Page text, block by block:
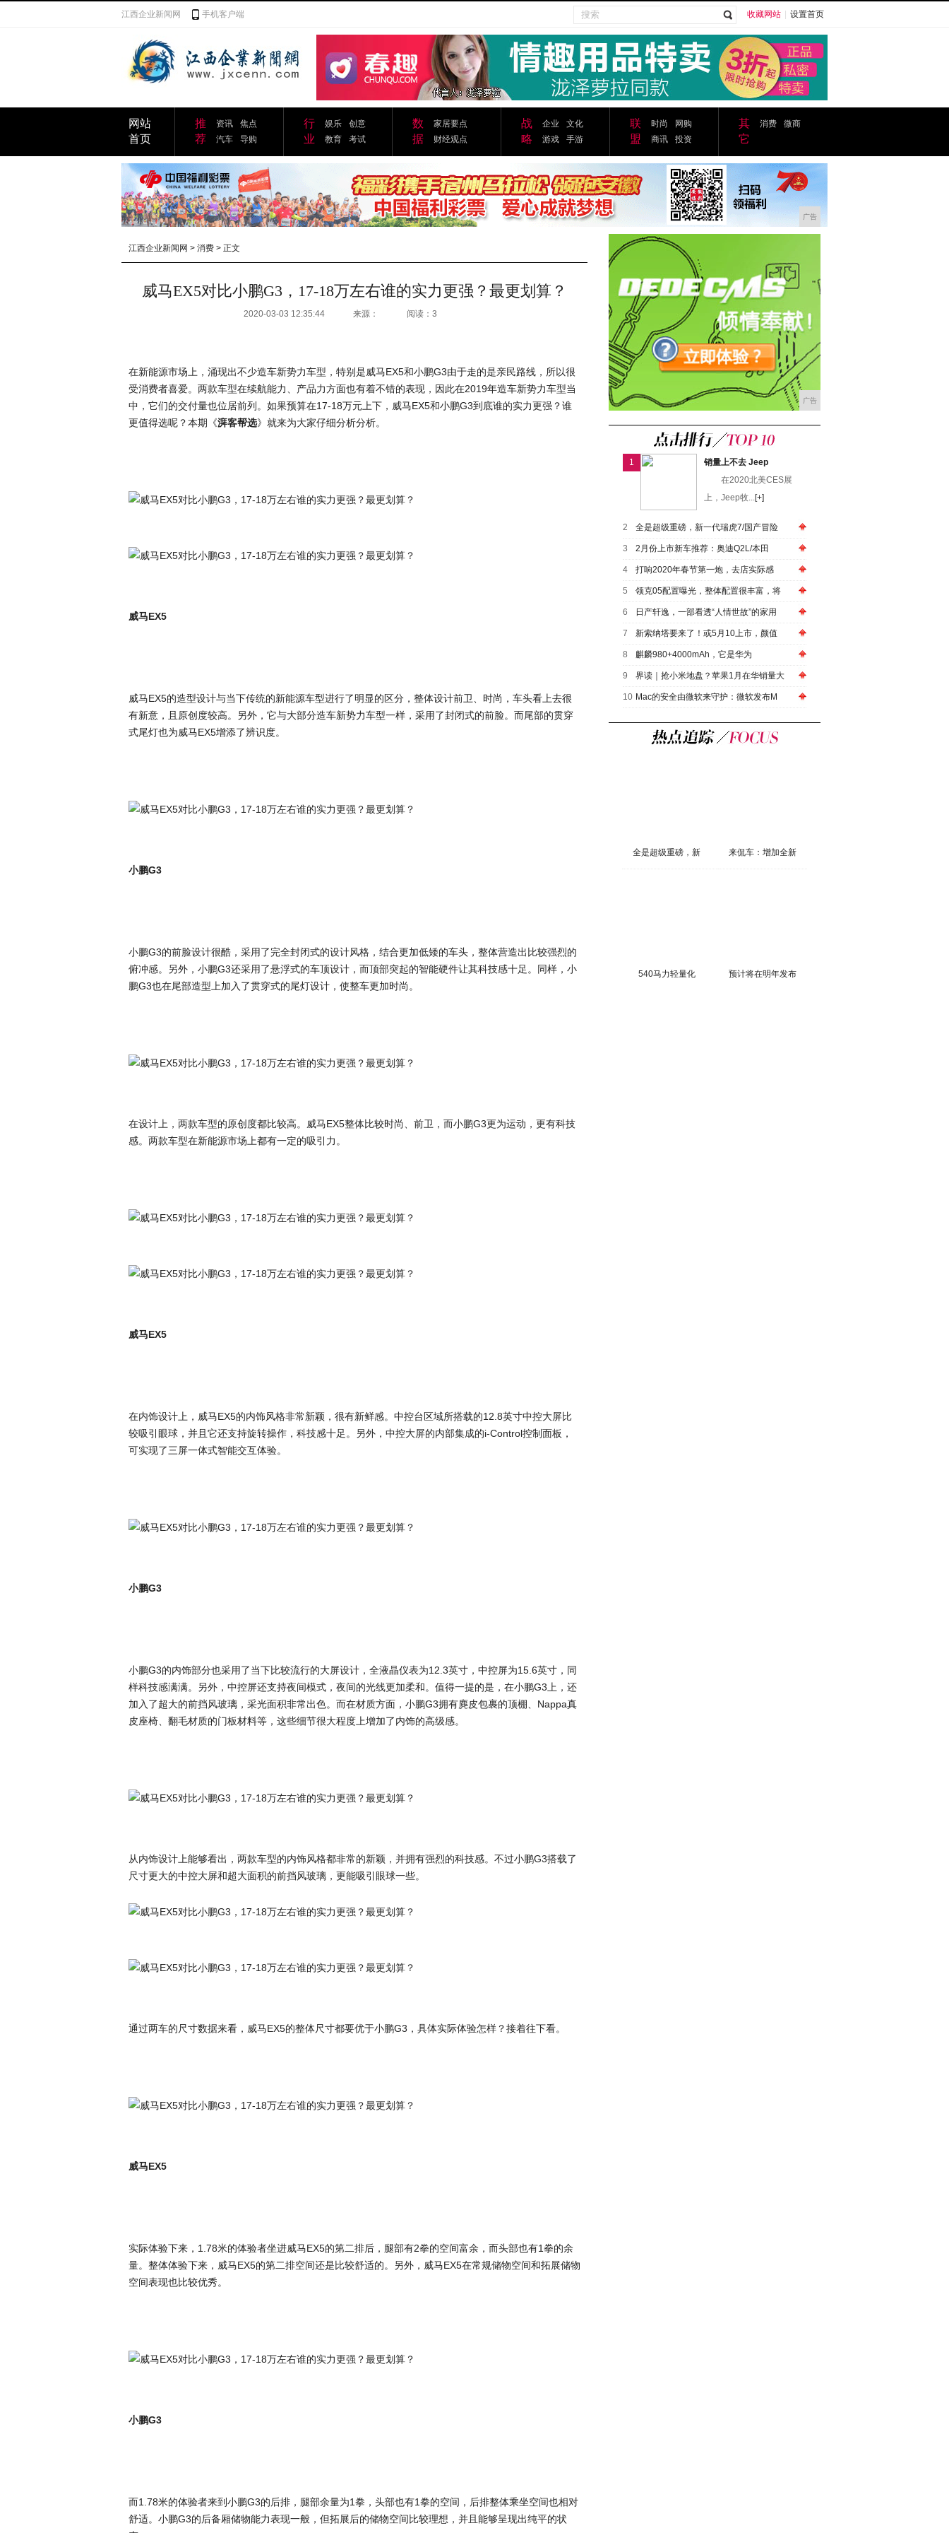
江西企业新闻网 手机客户端 收藏网站 设置首页
网站
首页
推
荐
资讯
焦点
汽车
导购
行
业
娱乐
创意
教育
考试
数
据
家居要点
财经观点
战
略
企业
文化
游戏
手游
联
盟
时尚
网购
商讯
投资
其
它
消费 微商
广告
江西企业新闻网 > 消费 > 正文
威马EX5对比小鹏G3，17-18万左右谁的实力更强？最更划算？
2020-03-03 12:35:44 来源： 阅读：3
在新能源市场上，涌现出不少造车新势力车型，特别是威马EX5和小鹏G3由于走的是亲民路线，所以很
受消费者喜爱。两款车型在续航能力、产品力方面也有着不错的表现，因此在2019年造车新势力车型当
中，它们的交付量也位居前列。如果预算在17-18万元上下，威马EX5和小鹏G3到底谁的实力更强？谁
更值得选呢？本期《湃客帮选》就来为大家仔细分析分析。
威马EX5
威马EX5的造型设计与当下传统的新能源车型进行了明显的区分，整体设计前卫、时尚，车头看上去很
有新意，且原创度较高。另外，它与大部分造车新势力车型一样，采用了封闭式的前脸。而尾部的贯穿
式尾灯也为威马EX5增添了辨识度。
小鹏G3
小鹏G3的前脸设计很酷，采用了完全封闭式的设计风格，结合更加低矮的车头，整体营造出比较强烈的
俯冲感。另外，小鹏G3还采用了悬浮式的车顶设计，而顶部突起的智能硬件让其科技感十足。同样，小
鹏G3也在尾部造型上加入了贯穿式的尾灯设计，使整车更加时尚。
在设计上，两款车型的原创度都比较高。威马EX5整体比较时尚、前卫，而小鹏G3更为运动，更有科技
感。两款车型在新能源市场上都有一定的吸引力。
威马EX5
在内饰设计上，威马EX5的内饰风格非常新颖，很有新鲜感。中控台区域所搭载的12.8英寸中控大屏比
较吸引眼球，并且它还支持旋转操作，科技感十足。另外，中控大屏的内部集成的i-Control控制面板，
可实现了三屏一体式智能交互体验。
小鹏G3
小鹏G3的内饰部分也采用了当下比较流行的大屏设计，全液晶仪表为12.3英寸，中控屏为15.6英寸，同
样科技感满满。另外，中控屏还支持夜间模式，夜间的光线更加柔和。值得一提的是，在小鹏G3上，还
加入了超大的前挡风玻璃，采光面积非常出色。而在材质方面，小鹏G3拥有麂皮包裹的顶棚、Nappa真
皮座椅、翻毛材质的门板材料等，这些细节很大程度上增加了内饰的高级感。
从内饰设计上能够看出，两款车型的内饰风格都非常的新颖，并拥有强烈的科技感。不过小鹏G3搭载了
尺寸更大的中控大屏和超大面积的前挡风玻璃，更能吸引眼球一些。
通过两车的尺寸数据来看，威马EX5的整体尺寸都要优于小鹏G3，具体实际体验怎样？接着往下看。
威马EX5
实际体验下来，1.78米的体验者坐进威马EX5的第二排后，腿部有2拳的空间富余，而头部也有1拳的余
量。整体体验下来，威马EX5的第二排空间还是比较舒适的。另外，威马EX5在常规储物空间和拓展储物
空间表现也比较优秀。
小鹏G3
而1.78米的体验者来到小鹏G3的后排，腿部余量为1拳，头部也有1拳的空间，后排整体乘坐空间也相对
舒适。小鹏G3的后备厢储物能力表现一般，但拓展后的储物空间比较理想，并且能够呈现出纯平的状
广告
1
销量上不去 Jeep
在2020北美CES展
上，Jeep牧...[+]
2 全是超级重磅，新一代瑞虎7/国产冒险
3 2月份上市新车推荐：奥迪Q2L/本田
4 打响2020年春节第一炮，去店实际感
5 领克05配置曝光，整体配置很丰富，将
6 日产轩逸，一部看透“人情世故”的家用
7 新索纳塔要来了！或5月10上市，颜值
8 麒麟980+4000mAh，它是华为
9 界读｜抢小米地盘？苹果1月在华销量大
10 Mac的安全由微软来守护：微软发布M
全是超级重磅，新 来侃车：增加全新
540马力轻量化 预计将在明年发布